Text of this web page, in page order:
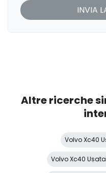
Limitatore di velocità
Partenza in salita assistita
Altre ricerche
Volvo Xc40
Volvo Xc40